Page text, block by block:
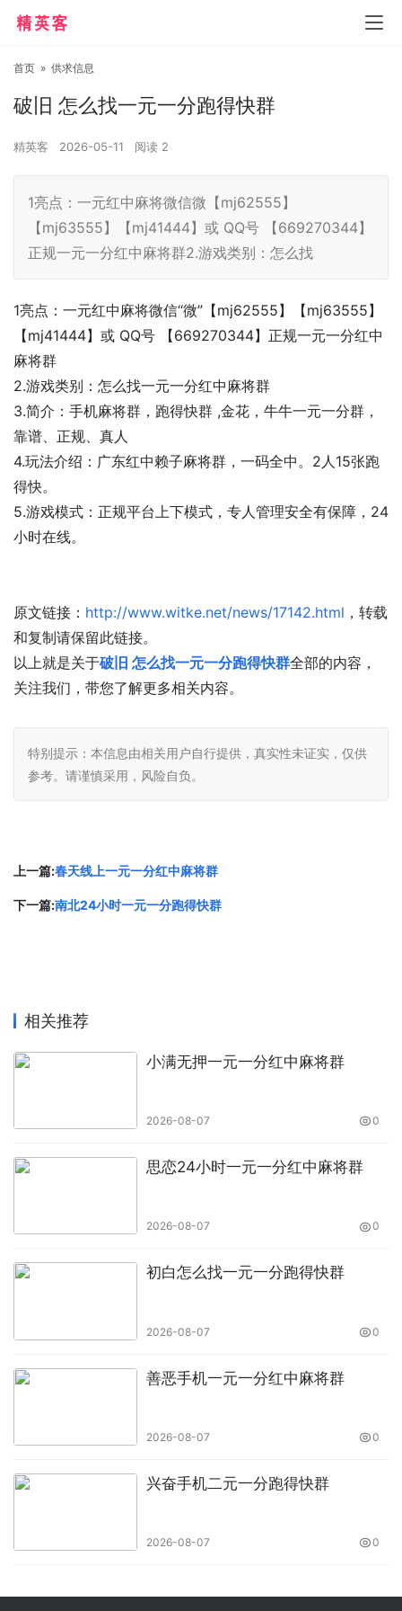
首页 » 供求信息
破旧 怎么找一元一分跑得快群
精英客 2026-05-11 阅读 2
1亮点：一元红中麻将微信微【mj62555】
【mj63555】【mj41444】或 QQ号 【669270344】
正规一元一分红中麻将群2.游戏类别：怎么找
1亮点：一元红中麻将微信“微”【mj62555】【mj63555】
【mj41444】或 QQ号 【669270344】正规一元一分红中
麻将群
2.游戏类别：怎么找一元一分红中麻将群
3.简介：手机麻将群，跑得快群 ,金花，牛牛一元一分群，
靠谱、正规、真人
4.玩法介绍：广东红中赖子麻将群，一码全中。2人15张跑
得快。
5.游戏模式：正规平台上下模式，专人管理安全有保障，24
小时在线。
原文链接： http://www.witke.net/news/17142.html ，转载
和复制请保留此链接。
以上就是关于破旧 怎么找一元一分跑得快群全部的内容，
关注我们，带您了解更多相关内容。
特别提示：本信息由相关用户自行提供，真实性未证实，仅供
参考。请谨慎采用，风险自负。
上一篇:春天线上一元一分红中麻将群
下一篇:南北24小时一元一分跑得快群
相关推荐
小满无押一元一分红中麻将群
2026-08-07 0
思恋24小时一元一分红中麻将群
2026-08-07 0
初白怎么找一元一分跑得快群
2026-08-07 0
善恶手机一元一分红中麻将群
2026-08-07 0
兴奋手机二元一分跑得快群
2026-08-07 0